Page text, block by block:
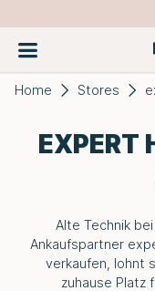
Home Stores
EXPERT
Alte Technik
Ankaufspartner
verkaufen, lohnt
zuhause Platz